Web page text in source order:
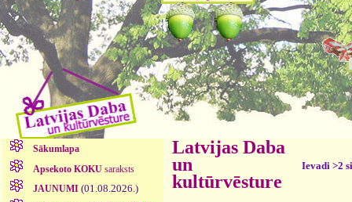
Sākumlapa
Apsekoto KOKUsaraksts
JAUNUMI (01.08.2026.)
Latvijas Daba
un
kultūrvēsture
Ievadi >2